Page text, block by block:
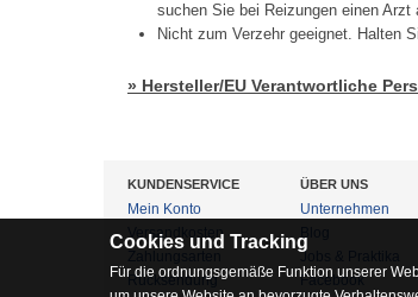
suchen Sie bei Reizungen einen Arzt
Nicht zum Verzehr geeignet. Halten
» Hersteller/EU Verantwortliche
KUNDENSERVICE
Mein Konto
Versandkosten
Rücksendung
ÜBER UNS
Unternehmen
Jobs & Praktika
Facebook
Cookies und Tracking
Für die ordnungsgemäße Funktion unserer